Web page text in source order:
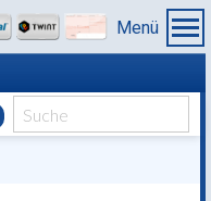
Menü